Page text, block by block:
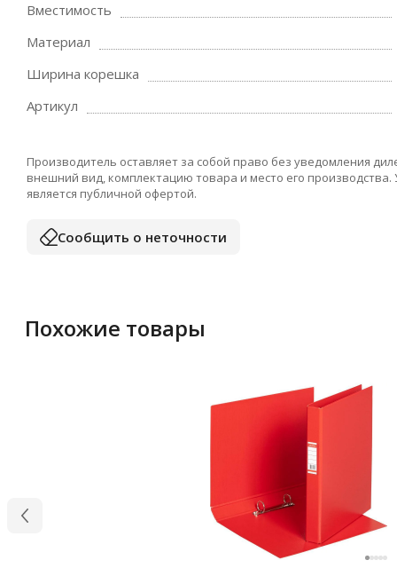
Вместимость
Материал
Ширина корешка
Артикул
Производитель оставляет за собой право без уведомления
внешний вид, комплектацию товара и место его
является публичной офертой.
Сообщить о неточности
Похожие товары